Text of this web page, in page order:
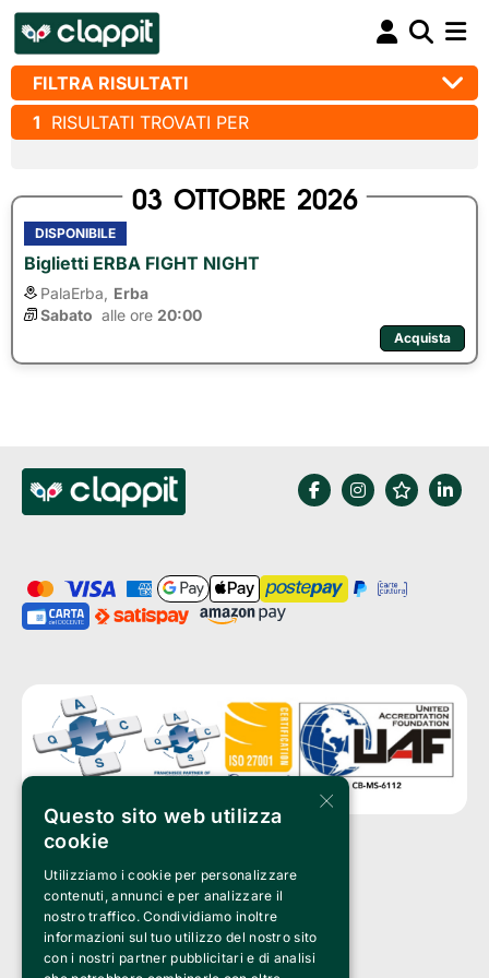
FILTRA RISULTATI
1 RISULTATI TROVATI PER
03 OTTOBRE 2026
DISPONIBILE
Biglietti ERBA FIGHT NIGHT
PalaErba,
Erba
Sabato alle ore 20:00
Acquista
Clappit è un marchio di proprietà di:
Bemils Srl
a Socio Unico
Via Fosse Ardeatine, 4 -20092 Cinisello Balsamo (MI)
PI 05589050961
Iscr. C.C.I.A.A. Milano R.E.A. 1833471
© 2010-2025 Bemils Srl - Tutti i diritti riservati
×
Questo sito web utilizza
cookie
Utilizziamo i cookie per personalizzare
contenuti, annunci e per analizzare il
nostro traffico. Condividiamo inoltre
informazioni sul tuo utilizzo del nostro sito
con i nostri partner pubblicitari e di analisi